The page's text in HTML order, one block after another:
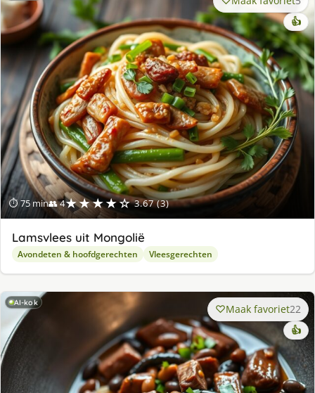
⏱ 75 min👥 4★★★★☆ 3.67 (3)
👍
Lamsvlees uit Mongolië
Avondeten & hoofdgerechten Vleesgerechten
AI-kok Maak favoriet22
👍